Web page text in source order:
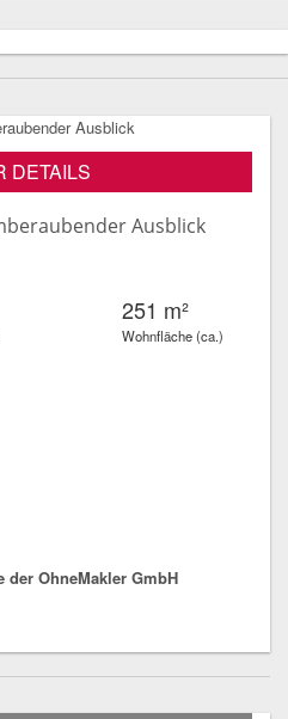
DETAILS
Ausblick
251 m²
Wohnfläche (ca.)
der OhneMakler GmbH